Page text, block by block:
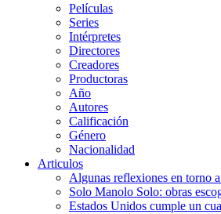
Películas
Series
Intérpretes
Directores
Creadores
Productoras
Año
Autores
Calificación
Género
Nacionalidad
Articulos
Algunas reflexiones en torno
Solo Manolo Solo: obras
Estados Unidos cumple un